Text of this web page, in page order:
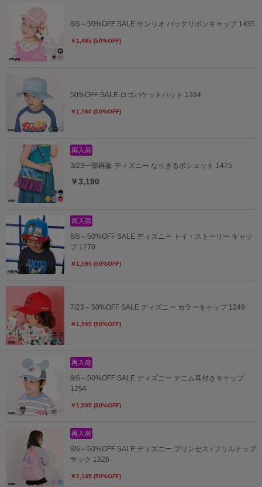
8/6～50%OFF SALE サンリオ バックリボンキャップ 1435
￥1,485 (50%OFF)
50%OFF SALE ロゴバケットハット 1394
￥1,760 (50%OFF)
3/23一部再販 ディズニー なりきるポシェット 1475
￥3,190
8/6～50%OFF SALE ディズニー トイ・ストーリー キャッ
プ 1270
￥1,595 (50%OFF)
7/23～50%OFF SALE ディズニー カラーキャップ 1249
￥1,595 (50%OFF)
8/6～50%OFF SALE ディズニー デニム耳付きキャップ
1254
￥1,595 (50%OFF)
8/6～50%OFF SALE ディズニー プリンセス / フリルナップ
サック 1326
￥2,145 (50%OFF)